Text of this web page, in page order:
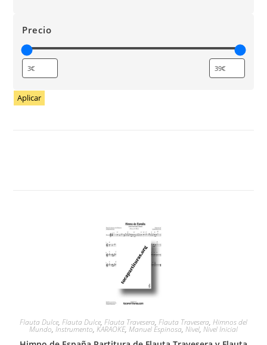
Precio
Aplicar
Flauta Dulce, Flauta Dulce, Flauta Travesera, Flauta Travesera, Himnos del
Mundo, Instrumento, KARAOKE, Manuel Espinosa, Nivel, Nivel Inicial